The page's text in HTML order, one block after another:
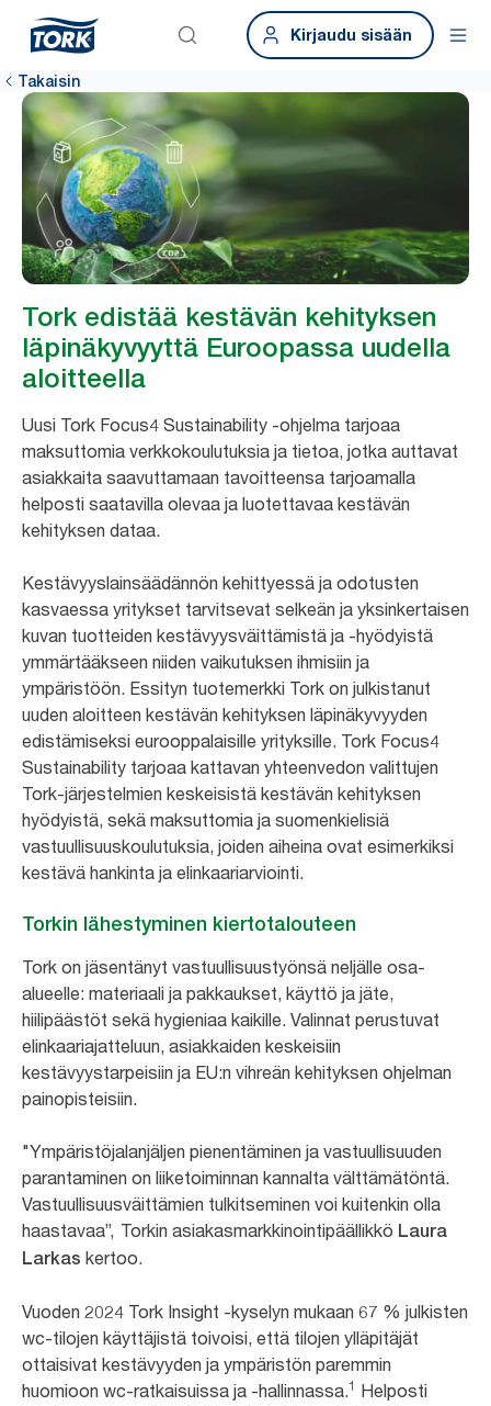
Kirjaudu sisään
Takaisin
Tork edistää kestävän kehityksen
läpinäkyvyyttä Euroopassa uudella
aloitteella
Uusi Tork Focus4 Sustainability -ohjelma tarjoaa
maksuttomia verkkokoulutuksia ja tietoa, jotka auttavat
asiakkaita saavuttamaan tavoitteensa tarjoamalla
helposti saatavilla olevaa ja luotettavaa kestävän
kehityksen dataa.
Kestävyyslainsäädännön kehittyessä ja odotusten
kasvaessa yritykset tarvitsevat selkeän ja yksinkertaisen
kuvan tuotteiden kestävyysväittämistä ja -hyödyistä
ymmärtääkseen niiden vaikutuksen ihmisiin ja
ympäristöön. Essityn tuotemerkki Tork on julkistanut
uuden aloitteen kestävän kehityksen läpinäkyvyyden
edistämiseksi eurooppalaisille yrityksille. Tork Focus4
Sustainability tarjoaa kattavan yhteenvedon valittujen
Tork-järjestelmien keskeisistä kestävän kehityksen
hyödyistä, sekä maksuttomia ja suomenkielisiä
vastuullisuuskoulutuksia, joiden aiheina ovat esimerkiksi
kestävä hankinta ja elinkaariarviointi.
Torkin lähestyminen kiertotalouteen
Tork on jäsentänyt vastuullisuustyönsä neljälle osa-
alueelle: materiaali ja pakkaukset, käyttö ja jäte,
hiilipäästöt sekä hygieniaa kaikille. Valinnat perustuvat
elinkaariajatteluun, asiakkaiden keskeisiin
kestävyystarpeisiin ja EU:n vihreän kehityksen ohjelman
painopisteisiin.
"Ympäristöjalanjäljen pienentäminen ja vastuullisuuden
parantaminen on liiketoiminnan kannalta välttämätöntä.
Vastuullisuusväittämien tulkitseminen voi kuitenkin olla
haastavaa”, Torkin asiakasmarkkinointipäällikkö Laura
Larkas kertoo.
Vuoden 2024 Tork Insight -kyselyn mukaan 67 % julkisten
wc-tilojen käyttäjistä toivoisi, että tilojen ylläpitäjät
ottaisivat kestävyyden ja ympäristön paremmin
huomioon wc-ratkaisuissa ja -hallinnassa.1 Helposti